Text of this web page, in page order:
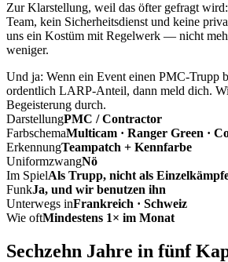
Zur Klarstellung, weil das öfter gefragt
Team, kein Sicherheitsdienst und keine
uns ein Kostüm mit Regelwerk — nicht
weniger.
Und ja: Wenn ein Event einen PMC-Trupp
ordentlich LARP-Anteil, dann meld dich.
Begeisterung durch.
DarstellungPMC / Contractor
FarbschemaMulticam · Ranger Green ·
ErkennungTeampatch + Kennfarbe
UniformzwangNö
Im SpielAls Trupp, nicht als
FunkJa, und wir benutzen ihn
Unterwegs inFrankreich · Schweiz
Wie oftMindestens 1× im Monat
Sechzehn Jahre in fünf